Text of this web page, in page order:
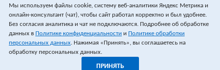
2 137 Р
ПОКАЗАТЬ ЕЩЁ 18ВСЕГО 30
Мы используем файлы cookie, систему веб-аналитики Яндекс Метрика и
онлайн-консультант (чат), чтобы сайт работал корректно и был удобнее.
Без согласия аналитика и чат не подключаются. Подробнее об обработке
данных в Политике конфиденциальности и Политике обработки
персональных данных. Нажимая «Принять», вы соглашаетесь на
обработку персональных данных.
ПРИНЯТЬ